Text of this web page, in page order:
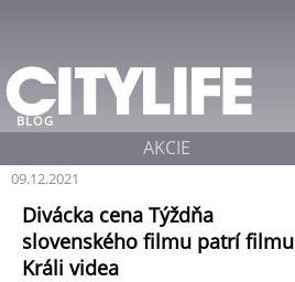
09.12.2021
BLOG
Divácka cena Týždňa
slovenského filmu patrí filmu
Králi videa
AKCIE